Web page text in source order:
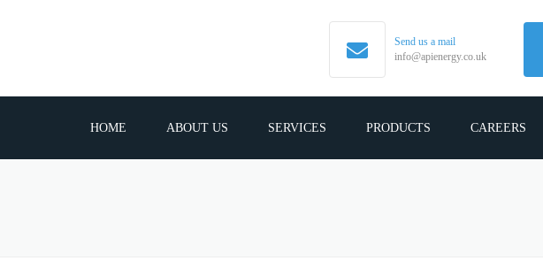
Send us a mail
info@apienergy.co.uk
HOME ABOUT US SERVICES PRODUCTS CAREERS